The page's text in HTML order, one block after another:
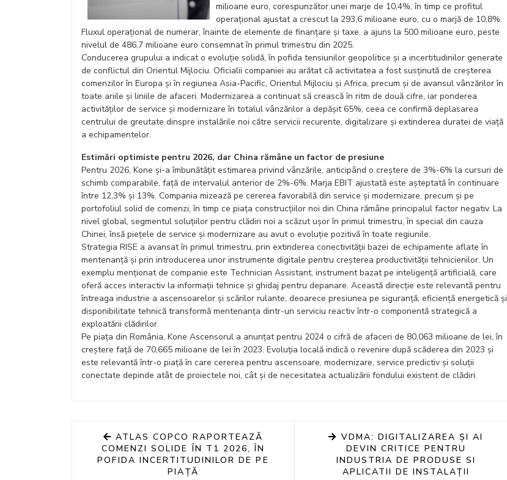
milioane euro, corespunzător unei marje de 10,4%, în timp ce profitul
operațional ajustat a crescut la 293,6 milioane euro, cu o marjă de 10,8%.
Fluxul operațional de numerar, înainte de elemente de finanțare și taxe, a ajuns la 500 milioane euro, peste
nivelul de 486,7 milioane euro consemnat în primul trimestru din 2025.
Conducerea grupului a indicat o evoluție solidă, în pofida tensiunilor geopolitice și a incertitudinilor generate
de conflictul din Orientul Mijlociu. Oficialii companiei au arătat că activitatea a fost susținută de creșterea
comenzilor în Europa și în regiunea Asia-Pacific, Orientul Mijlociu și Africa, precum și de avansul vânzărilor în
toate ariile și liniile de afaceri. Modernizarea a continuat să crească în ritm de două cifre, iar ponderea
activităților de service și modernizare în totalul vânzărilor a depășit 65%, ceea ce confirmă deplasarea
centrului de greutate dinspre instalările noi către servicii recurente, digitalizare și extinderea duratei de viață
a echipamentelor.
Estimări optimiste pentru 2026, dar China rămâne un factor de presiune
Pentru 2026, Kone și-a îmbunătățit estimarea privind vânzările, anticipând o creștere de 3%-6% la cursuri de
schimb comparabile, față de intervalul anterior de 2%-6%. Marja EBIT ajustată este așteptată în continuare
între 12,3% și 13%. Compania mizează pe cererea favorabilă din service și modernizare, precum și pe
portofoliul solid de comenzi, în timp ce piața construcțiilor noi din China rămâne principalul factor negativ. La
nivel global, segmentul soluțiilor pentru clădiri noi a scăzut ușor în primul trimestru, în special din cauza
Chinei, însă piețele de service și modernizare au avut o evoluție pozitivă în toate regiunile.
Strategia RISE a avansat în primul trimestru, prin extinderea conectivității bazei de echipamente aflate în
mentenanță și prin introducerea unor instrumente digitale pentru creșterea productivității tehnicienilor. Un
exemplu menționat de companie este Technician Assistant, instrument bazat pe inteligență artificială, care
oferă acces interactiv la informații tehnice și ghidaj pentru depanare. Această direcție este relevantă pentru
întreaga industrie a ascensoarelor și scărilor rulante, deoarece presiunea pe siguranță, eficiență energetică și
disponibilitate tehnică transformă mentenanța dintr-un serviciu reactiv într-o componentă strategică a
exploatării clădirilor.
Pe piața din România, Kone Ascensorul a anunțat pentru 2024 o cifră de afaceri de 80,063 milioane de lei, în
creștere față de 70,665 milioane de lei în 2023. Evoluția locală indică o revenire după scăderea din 2023 și
este relevantă într-o piață în care cererea pentru ascensoare, modernizare, service predictiv și soluții
conectate depinde atât de proiectele noi, cât și de necesitatea actualizării fondului existent de clădiri.
ATLAS COPCO RAPORTEAZĂ
COMENZI SOLIDE ÎN T1 2026, ÎN
POFIDA INCERTITUDINILOR DE PE
PIAȚĂ
VDMA: DIGITALIZAREA ȘI AI
DEVIN CRITICE PENTRU
INDUSTRIA DE PRODUSE SI
APLICATII DE INSTALAȚII